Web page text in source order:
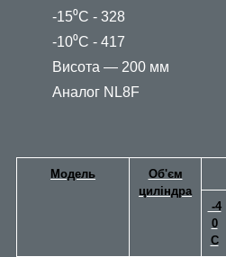
-15⁰С - 328
-10⁰С - 417
Висота — 200 мм
Аналог NL8F
Модель
Об'єм
циліндра
-4
0
C